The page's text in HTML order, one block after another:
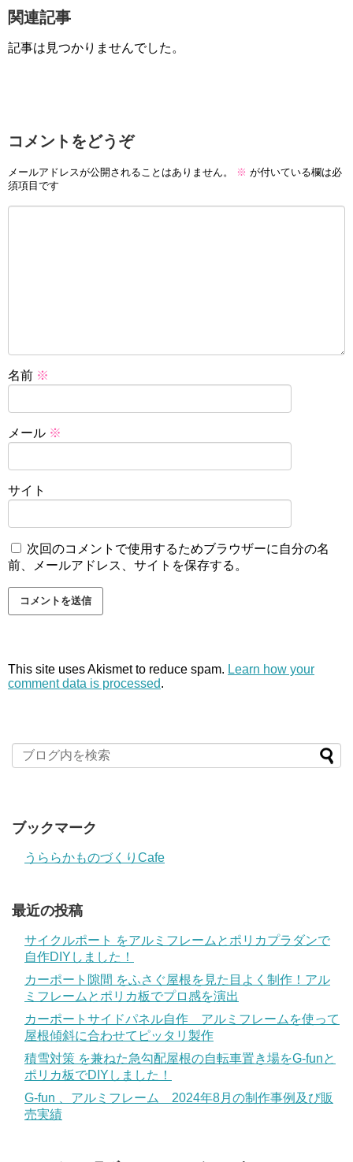
関連記事
記事は見つかりませんでした。
コメントをどうぞ
メールアドレスが公開されることはありません。 ※ が付いている欄は必
須項目です
名前 ※
メール ※
サイト
次回のコメントで使用するためブラウザーに自分の名
前、メールアドレス、サイトを保存する。
This site uses Akismet to reduce spam. Learn how your
comment data is processed.
ブックマーク
うららかものづくりCafe
最近の投稿
サイクルポート をアルミフレームとポリカプラダンで
自作DIYしました！
カーポート隙間 をふさぐ屋根を見た目よく制作！アル
ミフレームとポリカ板でプロ感を演出
カーポートサイドパネル自作 アルミフレームを使って
屋根傾斜に合わせてピッタリ製作
積雪対策 を兼ねた急勾配屋根の自転車置き場をG-funと
ポリカ板でDIYしました！
G-fun 、アルミフレーム 2024年8月の制作事例及び販
売実績